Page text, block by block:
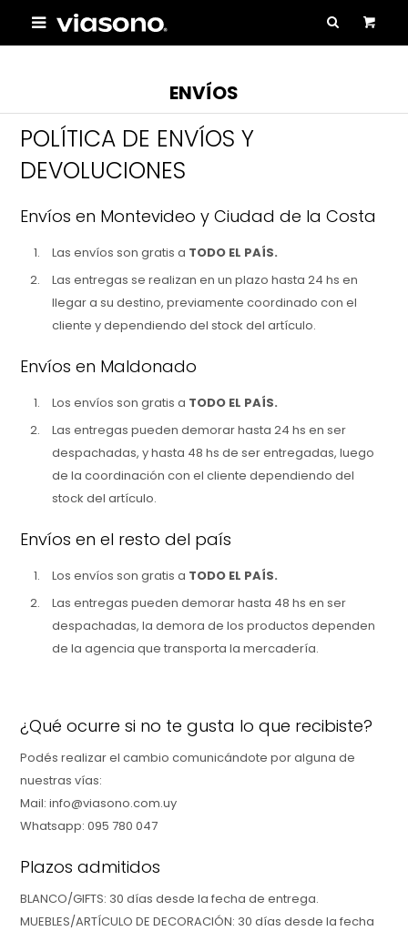

ENVÍOS
POLÍTICA DE ENVÍOS Y
DEVOLUCIONES
Envíos en Montevideo y Ciudad de la Costa
Las envíos son gratis a TODO EL PAÍS.
Las entregas se realizan en un plazo hasta 24 hs en
llegar a su destino, previamente coordinado con el
cliente y dependiendo del stock del artículo.
Envíos en Maldonado
Los envíos son gratis a TODO EL PAÍS.
Las entregas pueden demorar hasta 24 hs en ser
despachadas, y hasta 48 hs de ser entregadas, luego
de la coordinación con el cliente dependiendo del
stock del artículo.
Envíos en el resto del país
Los envíos son gratis a TODO EL PAÍS.
Las entregas pueden demorar hasta 48 hs en ser
despachadas, la demora de los productos dependen
de la agencia que transporta la mercadería.
¿Qué ocurre si no te gusta lo que recibiste?
Podés realizar el cambio comunicándote por alguna de
nuestras vías:
Mail: info@viasono.com.uy
Whatsapp: 095 780 047
Plazos admitidos
BLANCO/GIFTS: 30 días desde la fecha de entrega.
MUEBLES/ARTÍCULO DE DECORACIÓN: 30 días desde la fecha